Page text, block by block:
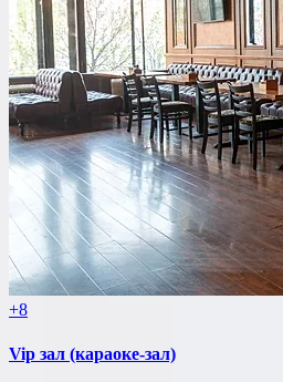
+8
Vip зал (караоке-зал)